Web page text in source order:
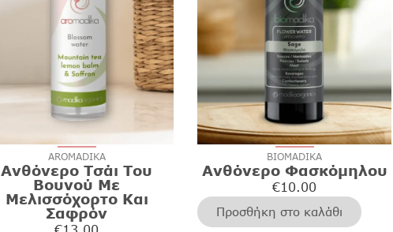
AROMADIKA
Ανθόνερο Τσάι Του
Βουνού Με
Μελισσόχορτο Και
Σαφρόν
BIOMADIKA
Ανθόνερο Φασκόμηλου
€10.00
Προσθήκη στο καλάθι